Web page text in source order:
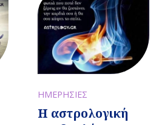
ΗΜΕΡΗΣΙΕΣ
Η αστρολογική